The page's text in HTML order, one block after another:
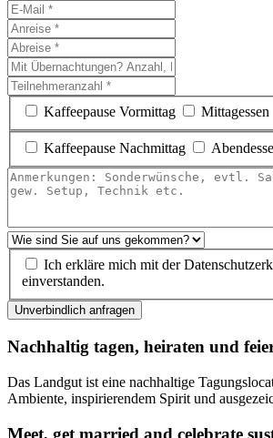
Kaffeepause Vormittag Mittagessen
Kaffeepause Nachmittag
Ich erkläre mich mit der
einverstanden.
Unverbindlich anfragen
Nachhaltig tagen, heiraten und
Das Landgut ist eine nachhaltige
Ambiente, inspirierendem Spirit und
Meet, get married and celebrate